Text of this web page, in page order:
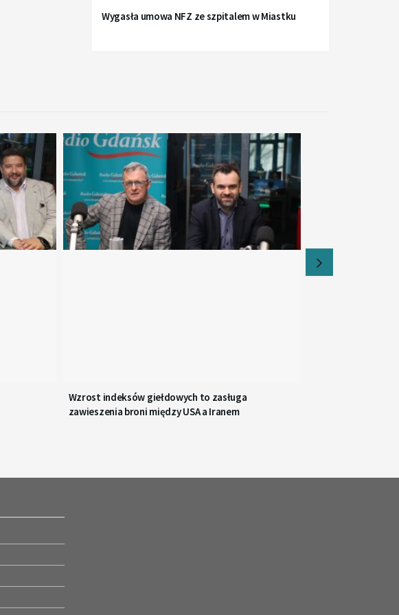
Wygasła umowa NFZ ze szpitalem w Miastku
Wzrost indeksów giełdowych to zasługa
zawieszenia broni między USA a Iranem